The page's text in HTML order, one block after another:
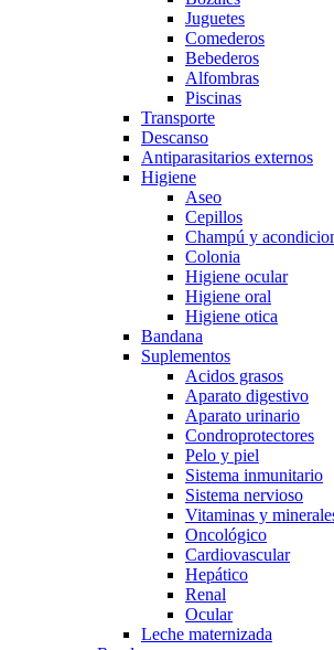
Juguetes
Comederos
Bebederos
Alfombras
Piscinas
Transporte
Descanso
Antiparasitarios externos
Higiene
Aseo
Cepillos
Champú y
Colonia
Higiene ocular
Higiene oral
Higiene otica
Bandana
Suplementos
Acidos grasos
Aparato digestivo
Aparato urinario
Condroprotectores
Pelo y piel
Sistema inmunitario
Sistema nervioso
Vitaminas y
Oncológico
Cardiovascular
Hepático
Renal
Ocular
Leche maternizada